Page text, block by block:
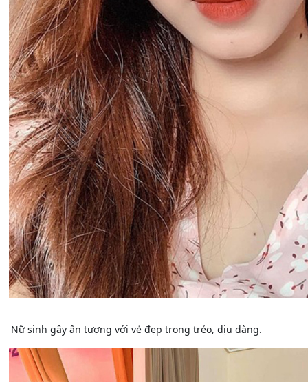
Nữ sinh gây ấn tượng với vẻ đẹp trong trẻo, dịu dàng.